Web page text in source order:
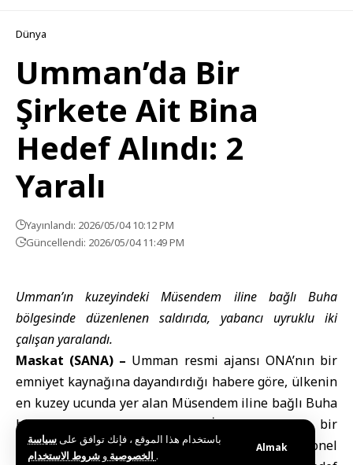
باستخدام هذا الموقع ، فإنك توافق علىسياسة
الخصوصية و .
Almak
Dünya
Umman’da Bir
Şirkete Ait Bina
Hedef Alındı: 2
Yaralı
Yayınlandı: 2026/05/04 10:12 PM
Güncellendi: 2026/05/04 11:49 PM
Umman’ın kuzeyindeki Müsendem iline bağlı Buha
bölgesinde düzenlenen saldırıda, yabancı uyruklu iki
çalışan yaralandı.
Maskat (SANA) – Umman resmi ajansı ONA’nın bir
emniyet kaynağına dayandırdığı habere göre, ülkenin
en kuzey ucunda yer alan Müsendem iline bağlı Buha
bölgesinde Tibat bölgesinde İran tarafından bir
saldırı gerçekleştirildi. Saldırıda bir şirketin personel